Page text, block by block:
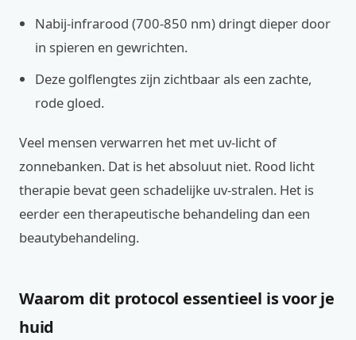
Nabij-infrarood (700-850 nm) dringt dieper door
in spieren en gewrichten.
Deze golflengtes zijn zichtbaar als een zachte,
rode gloed.
Veel mensen verwarren het met uv-licht of
zonnebanken. Dat is het absoluut niet. Rood licht
therapie bevat geen schadelijke uv-stralen. Het is
eerder een therapeutische behandeling dan een
beautybehandeling.
Waarom dit protocol essentieel is voor je
huid